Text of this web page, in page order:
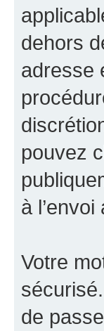
dehors
adresse
pouvez
à
Votre
de